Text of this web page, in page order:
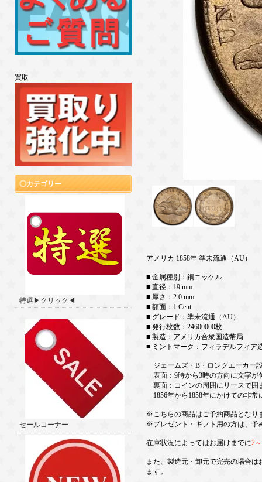
買取
カテゴリー
特選▶クリック◀
セールコーナー
アメリカ 1858年 準未流通（AU）
■ 金属種別：銅ニッケル
■ 直径：19 mm
■ 厚さ：2.0 mm
■ 額面：1 Cent
■ グレード：準未流通（AU）
■ 発行枚数：24600000枚
■ 製造：アメリカ合衆国造幣局
■ ミントマーク：フィラデルフィア
ジェームズ・B・ロングエーカー
表面：9時から3時の方向に文字が
裏面：コインの周囲にリースで囲
1856年から1858年にかけての非常
※こちらの商品はご予約商品となり
※プレゼント・ギフト用の方は、予
在庫状況によってはお届けまでに2
また、製造元・卸元で完売の場合
ます。